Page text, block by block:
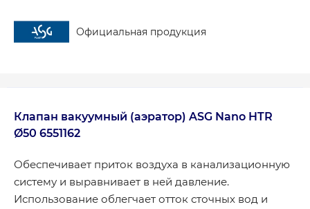
Официальная продукция
Клапан вакуумный (аэратор) ASG Nano HTR
Ø50 6551162
Обеспечивает приток воздуха в канализационную
систему и выравнивает в ней давление.
Использование облегчает отток сточных вод и